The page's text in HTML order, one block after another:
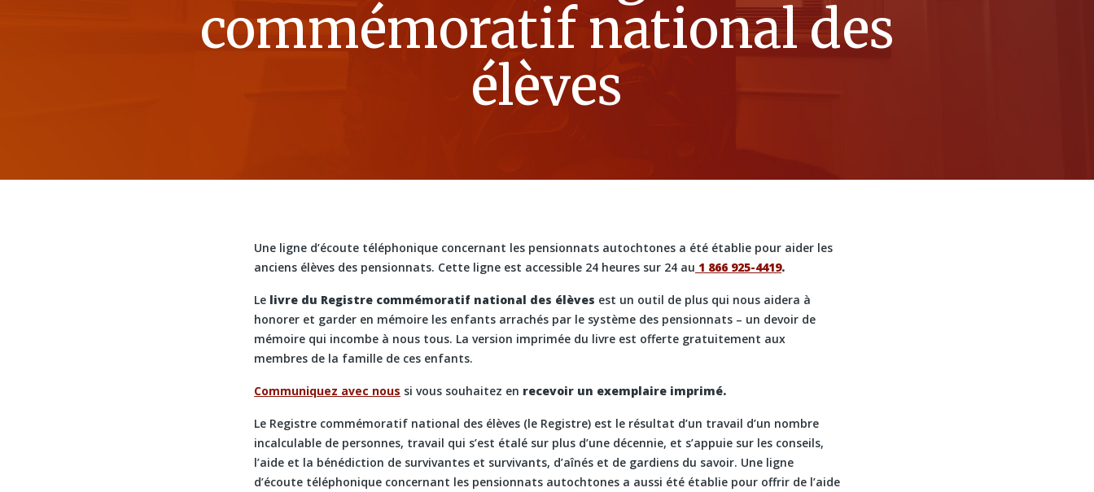
commémoratif national des
élèves
Une ligne d’écoute téléphonique concernant les pensionnats autochtones a été établie pour aider les
anciens élèves des pensionnats. Cette ligne est accessible 24 heures sur 24 au 1 866 925-4419.
Le livre du Registre commémoratif national des élèves est un outil de plus qui nous aidera à
honorer et garder en mémoire les enfants arrachés par le système des pensionnats – un devoir de
mémoire qui incombe à nous tous. La version imprimée du livre est offerte gratuitement aux
membres de la famille de ces enfants.
Communiquez avec nous si vous souhaitez en recevoir un exemplaire imprimé.
Le Registre commémoratif national des élèves (le Registre) est le résultat d’un travail d’un nombre
incalculable de personnes, travail qui s’est étalé sur plus d’une décennie, et s’appuie sur les conseils,
l’aide et la bénédiction de survivantes et survivants, d’aînés et de gardiens du savoir. Une ligne
d’écoute téléphonique concernant les pensionnats autochtones a aussi été établie pour offrir de l’aide